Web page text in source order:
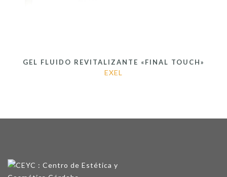
GEL FLUIDO REVITALIZANTE «FINAL TOUCH»
EXEL